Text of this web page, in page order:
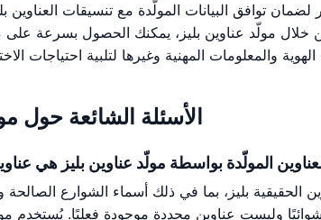
توافق البيانات المولّدة مع تنسيقات العناوين
خلال مولّد عناوين بليز، يمكنك الحصول بسرعة
الأسئلة الشائعة حول
المولّدة بواسطة مولّد عناوين بليز هي
الحقيقية بليز، بما في ذلك أسماء الشوارع الصالحة
وليست عناوين محددة موجودة فعليًا. يُستخدم